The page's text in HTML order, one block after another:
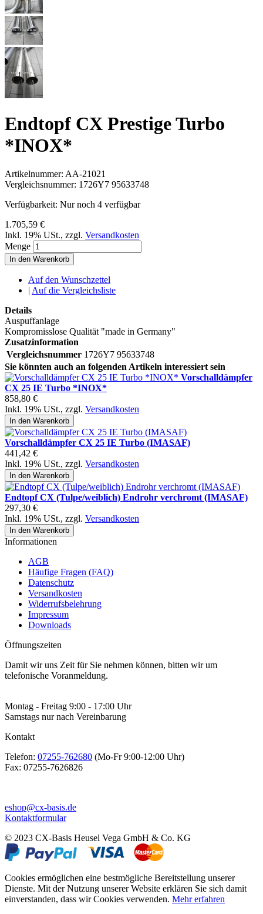
Endtopf CX Prestige Turbo
*INOX*
Artikelnummer: AA-21021
Vergleichsnummer: 1726Y7 95633748
Verfügbarkeit: Nur noch 4 verfügbar
1.705,59 €
Inkl. 19% USt., zzgl. Versandkosten
Menge
In den Warenkorb
Auf den Wunschzettel
| Auf die Vergleichsliste
Details
Auspuffanlage
Kompromisslose Qualität "made in Germany"
Zusatzinformation
Vergleichsnummer 1726Y7 95633748
Sie könnten auch an folgenden Artikeln interessiert sein
Vorschalldämpfer
CX 25 IE Turbo *INOX*
858,80 €
Inkl. 19% USt., zzgl. Versandkosten
In den Warenkorb
Vorschalldämpfer CX 25 IE Turbo (IMASAF)
441,42 €
Inkl. 19% USt., zzgl. Versandkosten
In den Warenkorb
Endtopf CX (Tulpe/weiblich) Endrohr verchromt (IMASAF)
297,30 €
Inkl. 19% USt., zzgl. Versandkosten
In den Warenkorb
Informationen
AGB
Häufige Fragen (FAQ)
Datenschutz
Versandkosten
Widerrufsbelehrung
Impressum
Downloads
Öffnungszeiten
Damit wir uns Zeit für Sie nehmen können, bitten wir um
telefonische Voranmeldung.
Montag - Freitag 9:00 - 17:00 Uhr
Samstags nur nach Vereinbarung
Kontakt
Telefon: 07255-762680 (Mo-Fr 9:00-12:00 Uhr)
Fax: 07255-7626826
eshop@cx-basis.de
Kontaktformular
© 2023 CX-Basis Heusel Vega GmbH & Co. KG
Cookies ermöglichen eine bestmögliche Bereitstellung unserer
Dienste. Mit der Nutzung unserer Website erklären Sie sich damit
einverstanden, dass wir Cookies verwenden. Mehr erfahren